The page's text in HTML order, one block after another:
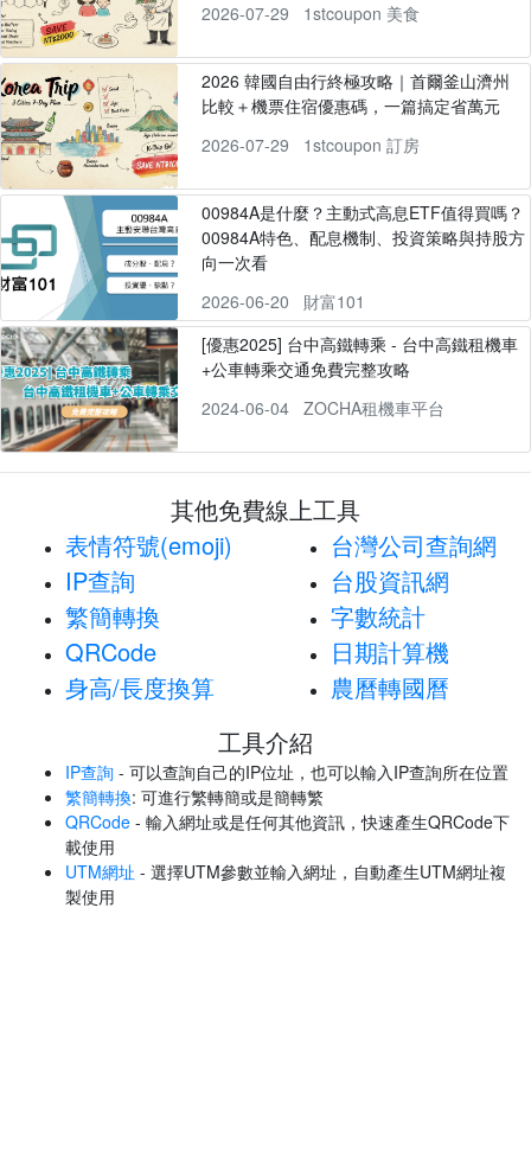
2026-07-29
1stcoupon 美食
2026 韓國自由行終極攻略｜首爾釜山濟州
比較＋機票住宿優惠碼，一篇搞定省萬元
2026-07-29
1stcoupon 訂房
00984A是什麼？主動式高息ETF值得買嗎？
00984A特色、配息機制、投資策略與持股方
向一次看
2026-06-20
財富101
[優惠2025] 台中高鐵轉乘 - 台中高鐵租機車
+公車轉乘交通免費完整攻略
2024-06-04
ZOCHA租機車平台
其他免費線上工具
表情符號(emoji)
IP查詢
繁簡轉換
QRCode
身高/長度換算
台灣公司查詢網
台股資訊網
字數統計
日期計算機
農曆轉國曆
工具介紹
IP查詢 - 可以查詢自己的IP位址，也可以輸入IP查詢所在位置
繁簡轉換: 可進行繁轉簡或是簡轉繁
QRCode - 輸入網址或是任何其他資訊，快速產生QRCode下
載使用
UTM網址 - 選擇UTM參數並輸入網址，自動產生UTM網址複
製使用